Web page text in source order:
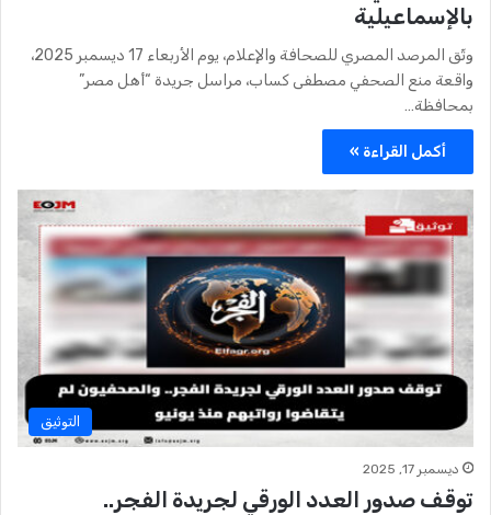
بالإسماعيلية
وثّق المرصد المصري للصحافة والإعلام، يوم الأربعاء 17 ديسمبر 2025،
واقعة منع الصحفي مصطفى كساب، مراسل جريدة “أهل مصر”
بمحافظة…
أكمل القراءة »
التوثيق
ديسمبر 17, 2025
توقف صدور العدد الورقي لجريدة الفجر..